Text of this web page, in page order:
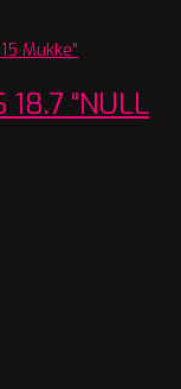
18.7 “NULL